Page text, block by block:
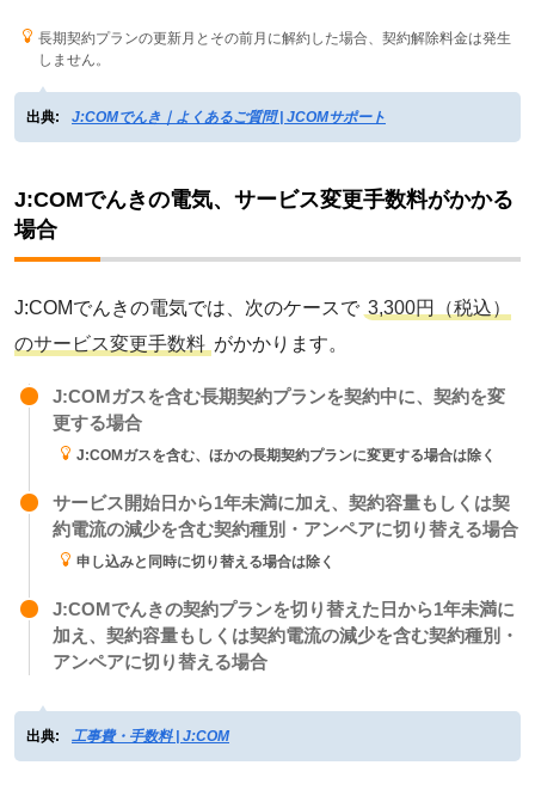
長期契約プランの更新月とその前月に解約した場合、契約解除料金は発生
しません。
出典: J:COMでんき｜よくあるご質問 | JCOMサポート
J:COMでんきの電気、サービス変更手数料がかかる
場合
J:COMでんきの電気では、次のケースで 3,300円（税込）
のサービス変更手数料 がかかります。
J:COMガスを含む長期契約プランを契約中に、契約を変
更する場合
J:COMガスを含む、ほかの長期契約プランに変更する場合は除く
サービス開始日から1年未満に加え、契約容量もしくは契
約電流の減少を含む契約種別・アンペアに切り替える場合
申し込みと同時に切り替える場合は除く
J:COMでんきの契約プランを切り替えた日から1年未満に
加え、契約容量もしくは契約電流の減少を含む契約種別・
アンペアに切り替える場合
出典: 工事費・手数料 | J:COM